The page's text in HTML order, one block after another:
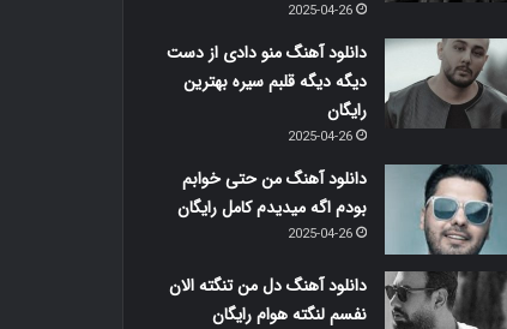
2025-04-26
دانلود آهنگ منو دادی از دست
دیگه دیگه قلبم سیره بهترین
رایگان
2025-04-26
دانلود آهنگ من حتی خوابم
بودم اگه میدیدم کامل رایگان
2025-04-26
دانلود آهنگ دل من تنگته الان
نفسم لنگته هوام رایگان